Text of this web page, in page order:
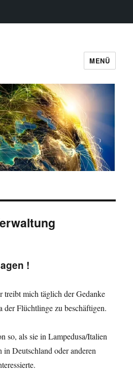
MENÜ
!
treibt mich täglich der Gedanke
der Flüchtlinge zu beschäftigen.
so, als sie in Lampedusa/Italien
in Deutschland oder anderen